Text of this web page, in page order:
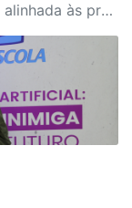
Iniciativa oferece formação completa, alinhada às profissões do futuro e aos desafios da nova indústria.